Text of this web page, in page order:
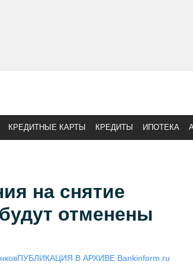
КРЕДИТНЫЕ КАРТЫ КРЕДИТЫ ИПОТЕКА
на снятие
отменены
ПУБЛИКАЦИЯ В АРХИВЕ Bankinform.ru